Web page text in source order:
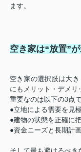
ます。
空き家は“放置”
空き家の選択肢は大
にもメリット・デメリ
重要なのは以下の3点で
●立地による需要を見
●建物の状態を正確に
●資金ニーズと長期計
そして最も避けるべき